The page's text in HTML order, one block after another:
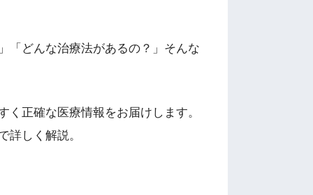
「どんな治療法があるの？」そんな
正確な医療情報をお届けします。
詳しく解説。